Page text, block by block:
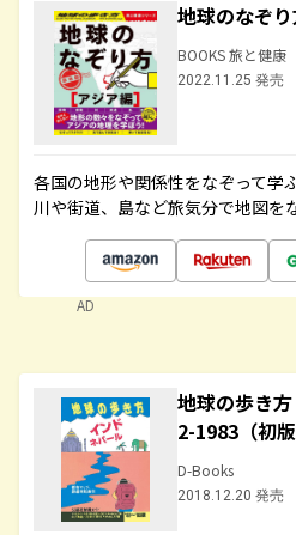
地球のなぞ
BOOKS 旅と健康
2022.11.25 発売
各国の地形や関係性をなぞって学
川や街道、島など旅気分で地図を
AD
地球の歩き
2-1983（初版
D-Books
2018.12.20 発売